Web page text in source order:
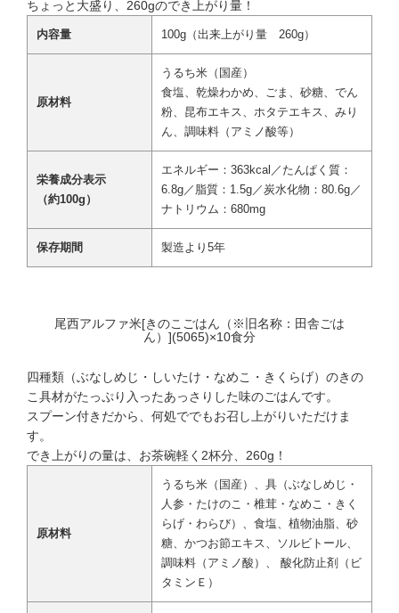
ちょっと大盛り、260gのでき上がり量！
内容量 100g（出来上がり量 260g）
原材料
うるち米（国産）
食塩、乾燥わかめ、ごま、砂糖、でん
粉、昆布エキス、ホタテエキス、みり
ん、調味料（アミノ酸等）
栄養成分表示
（約100g）
エネルギー：363kcal／たんぱく質：
6.8g／脂質：1.5g／炭水化物：80.6g／
ナトリウム：680mg
保存期間 製造より5年
尾西アルファ米[きのこごはん（※旧名称：田舎ごは
ん）](5065)×10食分
四種類（ぶなしめじ・しいたけ・なめこ・きくらげ）のきの
こ具材がたっぷり入ったあっさりした味のごはんです。
スプーン付きだから、何処ででもお召し上がりいただけま
す。
でき上がりの量は、お茶碗軽く2杯分、260g！
原材料
うるち米（国産）、具（ぶなしめじ・
人参・たけのこ・椎茸・なめこ・きく
らげ・わらび）、食塩、植物油脂、砂
糖、かつお節エキス、ソルビトール、
調味料（アミノ酸）、 酸化防止剤（ビ
タミンＥ）